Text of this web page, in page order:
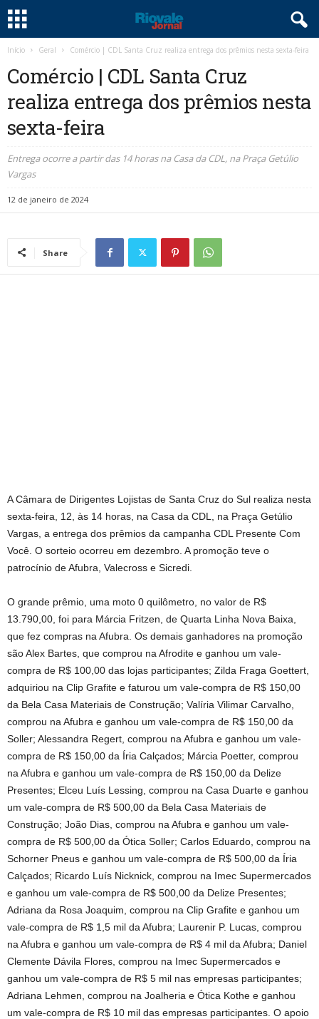
Início Geral Comércio | CDL Santa Cruz realiza entrega dos prêmios nesta sexta-feira
Comércio | CDL Santa Cruz
realiza entrega dos prêmios nesta
sexta-feira
Entrega ocorre a partir das 14 horas na Casa da CDL, na Praça Getúlio
Vargas
12 de janeiro de 2024
Share
A Câmara de Dirigentes Lojistas de Santa Cruz do Sul realiza nesta
sexta-feira, 12, às 14 horas, na Casa da CDL, na Praça Getúlio
Vargas, a entrega dos prêmios da campanha CDL Presente Com
Você. O sorteio ocorreu em dezembro. A promoção teve o
patrocínio de Afubra, Valecross e Sicredi.
O grande prêmio, uma moto 0 quilômetro, no valor de R$
13.790,00, foi para Márcia Fritzen, de Quarta Linha Nova Baixa,
que fez compras na Afubra. Os demais ganhadores na promoção
são Alex Bartes, que comprou na Afrodite e ganhou um vale-
compra de R$ 100,00 das lojas participantes; Zilda Fraga Goettert,
adquiriou na Clip Grafite e faturou um vale-compra de R$ 150,00
da Bela Casa Materiais de Construção; Valíria Vilimar Carvalho,
comprou na Afubra e ganhou um vale-compra de R$ 150,00 da
Soller; Alessandra Regert, comprou na Afubra e ganhou um vale-
compra de R$ 150,00 da Íria Calçados; Márcia Poetter, comprou
na Afubra e ganhou um vale-compra de R$ 150,00 da Delize
Presentes; Elceu Luís Lessing, comprou na Casa Duarte e ganhou
um vale-compra de R$ 500,00 da Bela Casa Materiais de
Construção; João Dias, comprou na Afubra e ganhou um vale-
compra de R$ 500,00 da Ótica Soller; Carlos Eduardo, comprou na
Schorner Pneus e ganhou um vale-compra de R$ 500,00 da Íria
Calçados; Ricardo Luís Nicknick, comprou na Imec Supermercados
e ganhou um vale-compra de R$ 500,00 da Delize Presentes;
Adriana da Rosa Joaquim, comprou na Clip Grafite e ganhou um
vale-compra de R$ 1,5 mil da Afubra; Laurenir P. Lucas, comprou
na Afubra e ganhou um vale-compra de R$ 4 mil da Afubra; Daniel
Clemente Dávila Flores, comprou na Imec Supermercados e
ganhou um vale-compra de R$ 5 mil nas empresas participantes;
Adriana Lehmen, comprou na Joalheria e Ótica Kothe e ganhou
um vale-compra de R$ 10 mil das empresas participantes. O apoio